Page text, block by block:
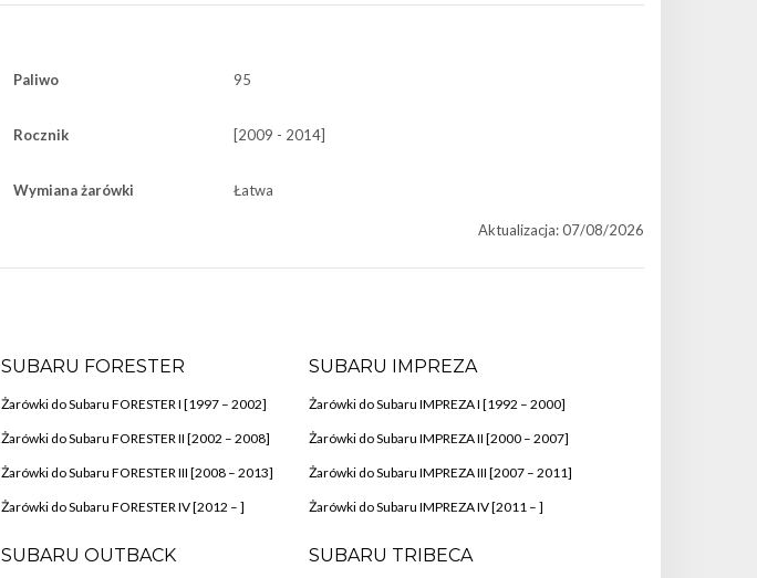
Paliwo 95
Rocznik [2009 - 2014]
Wymiana żarówki Łatwa
Aktualizacja: 07/08/2026
SUBARU FORESTER
Żarówki do Subaru FORESTER I [1997 – 2002]
Żarówki do Subaru FORESTER II [2002 – 2008]
Żarówki do Subaru FORESTER III [2008 – 2013]
Żarówki do Subaru FORESTER IV [2012 – ]
SUBARU IMPREZA
Żarówki do Subaru IMPREZA I [1992 – 2000]
Żarówki do Subaru IMPREZA II [2000 – 2007]
Żarówki do Subaru IMPREZA III [2007 – 2011]
Żarówki do Subaru IMPREZA IV [2011 – ]
SUBARU OUTBACK SUBARU TRIBECA